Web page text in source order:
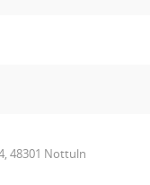
48301 Nottuln